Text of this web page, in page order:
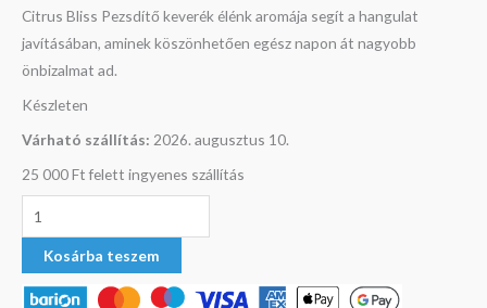
Citrus Bliss Pezsdítő keverék élénk aromája segít a hangulat
javításában, aminek köszönhetően egész napon át nagyobb
önbizalmat ad.
Készleten
Várható szállítás: 2026. augusztus 10.
25 000 Ft felett ingyenes szállítás
Kosárba teszem